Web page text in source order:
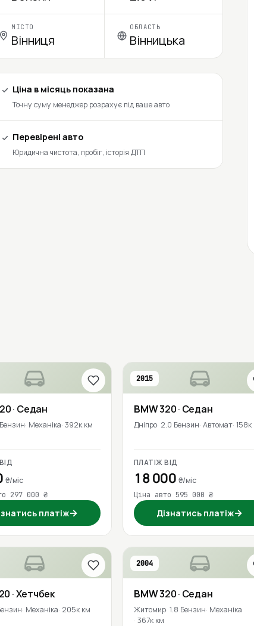
МІСТО
Вінниця
ОБЛАСТЬ
Вінницька
Ціна в місяць показана
Точну суму менеджер розрахує під ваше авто
Перевірені авто
Юридична чистота, пробіг, історія ДТП
· Седан
Механіка 392к км
₴/міс
297 000 ₴
платіж→
2015
BMW320· Седан
Дніпро 2.0 Бензин Автомат 158к
ПЛАТІЖ ВІД
18 000 ₴/міс
Ціна авто 595 000 ₴
Дізнатись платіж→
· Хетчбек
Механіка 205к км
2004
BMW320· Седан
Житомир 1.8 Бензин Механіка
367к км